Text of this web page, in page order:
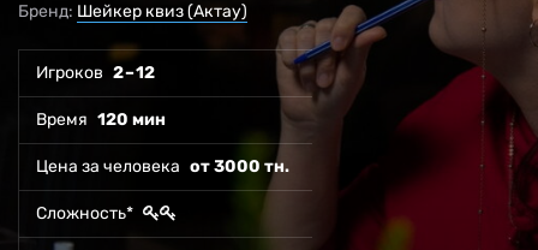
Бренд: Шейкер квиз (Актау)
Игроков 2 – 12
Время 120 мин
Цена за человека от 3000 тн.
Сложность*